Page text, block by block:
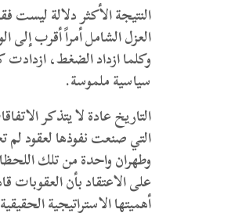
النتيجة الأكثر دلالة ليست
العزل الشامل أمراً أقرب
وكلما ازداد الضغط، ازدادت
سياسية ملموسة.
التاريخ عادة لا يتذكر
التي صنعت نفوذها لعقود لم
وطهران واحدة من تلك
على الاعتقاد بأن العقوبات
أهميتها الاستراتيجية